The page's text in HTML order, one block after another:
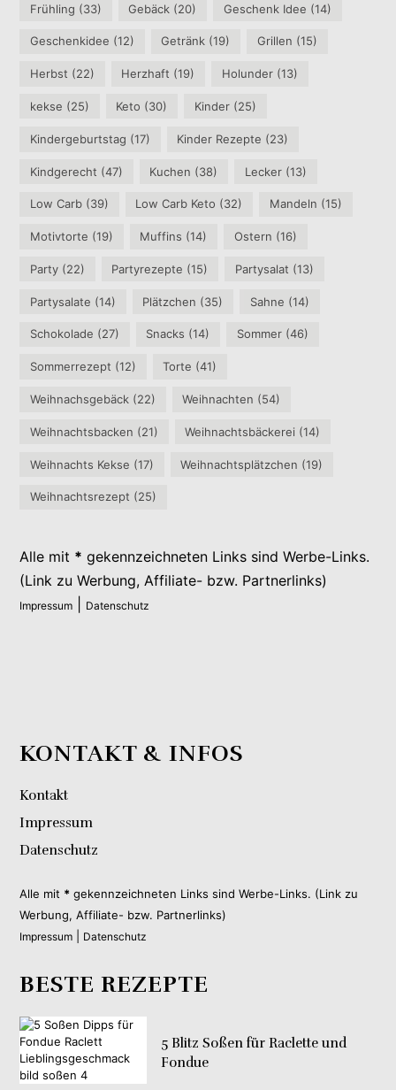
Frühling (33) Gebäck (20) Geschenk Idee (14)
Geschenkidee (12) Getränk (19) Grillen (15)
Herbst (22) Herzhaft (19) Holunder(13)
kekse (25) Keto (30) Kinder(25)
Kindergeburtstag (17) Kinder Rezepte (23)
Kindgerecht (47) Kuchen (38) Lecker(13)
Low Carb (39) Low Carb Keto (32) Mandeln (15)
Motivtorte (19) Muffins (14) Ostern (16)
Party (22) Partyrezepte (15) Partysalat (13)
Partysalate (14) Plätzchen (35) Sahne (14)
Schokolade (27) Snacks (14) Sommer(46)
Sommerrezept (12) Torte (41)
Weihnachsgebäck (22) Weihnachten (54)
Weihnachtsbacken (21) Weihnachtsbäckerei (14)
Weihnachts Kekse (17) Weihnachtsplätzchen (19)
Weihnachtsrezept (25)
Alle mit * gekennzeichneten Links sind Werbe-Links.
(Link zu Werbung, Affiliate- bzw. Partnerlinks)
Impressum Datenschutz
KONTAKT & INFOS
Kontakt
Impressum
Datenschutz
Alle mit * gekennzeichneten Links sind Werbe-Links. (Link zu
Werbung, Affiliate- bzw. Partnerlinks)
Impressum Datenschutz
BESTE REZEPTE
5 Blitz Soßen für Raclette und
Fondue